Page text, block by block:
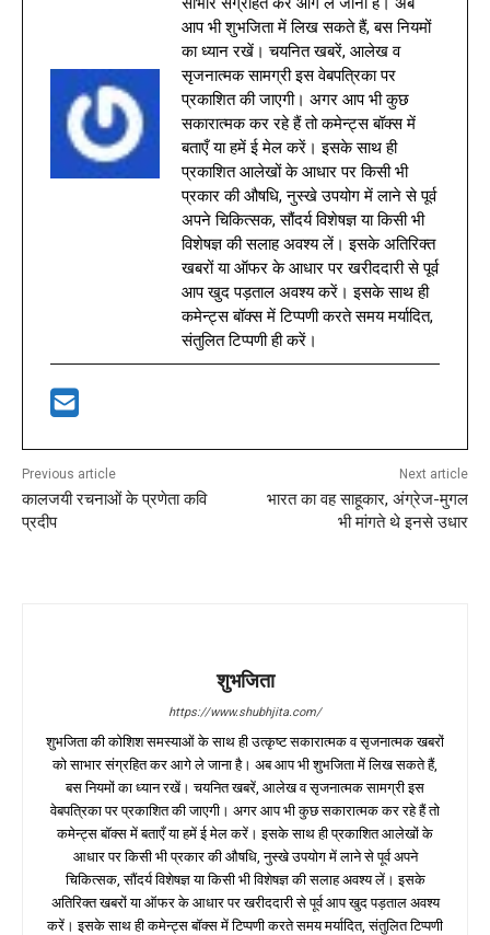
आप भी शुभजिता में लिख सकते हैं, बस नियमों
का ध्यान रखें। चयनित खबरें, आलेख व
सृजनात्मक सामग्री इस वेबपत्रिका पर
प्रकाशित की जाएगी। अगर आप भी कुछ
सकारात्मक कर रहे हैं तो कमेन्ट्स बॉक्स में
बताएँ या हमें ई मेल करें। इसके साथ ही
प्रकाशित आलेखों के आधार पर किसी भी
प्रकार की औषधि, नुस्खे उपयोग में लाने से पूर्व
अपने चिकित्सक, सौंदर्य विशेषज्ञ या किसी भी
विशेषज्ञ की सलाह अवश्य लें। इसके अतिरिक्त
खबरों या ऑफर के आधार पर खरीददारी से पूर्व
आप खुद पड़ताल अवश्य करें। इसके साथ ही
कमेन्ट्स बॉक्स में टिप्पणी करते समय मर्यादित,
संतुलित टिप्पणी ही करें।
Previous article
कालजयी रचनाओं के प्रणेता कवि
प्रदीप
Next article
भारत का वह साहूकार, अंग्रेज-मुगल
भी मांगते थे इनसे उधार
शुभजिता
https://www.shubhjita.com/
शुभजिता की कोशिश समस्याओं के साथ ही उत्कृष्ट सकारात्मक व सृजनात्मक खबरों
को साभार संग्रहित कर आगे ले जाना है। अब आप भी शुभजिता में लिख सकते हैं,
बस नियमों का ध्यान रखें। चयनित खबरें, आलेख व सृजनात्मक सामग्री इस
वेबपत्रिका पर प्रकाशित की जाएगी। अगर आप भी कुछ सकारात्मक कर रहे हैं तो
कमेन्ट्स बॉक्स में बताएँ या हमें ई मेल करें। इसके साथ ही प्रकाशित आलेखों के
आधार पर किसी भी प्रकार की औषधि, नुस्खे उपयोग में लाने से पूर्व अपने
चिकित्सक, सौंदर्य विशेषज्ञ या किसी भी विशेषज्ञ की सलाह अवश्य लें। इसके
अतिरिक्त खबरों या ऑफर के आधार पर खरीददारी से पूर्व आप खुद पड़ताल अवश्य
करें। इसके साथ ही कमेन्ट्स बॉक्स में टिप्पणी करते समय मर्यादित, संतुलित टिप्पणी